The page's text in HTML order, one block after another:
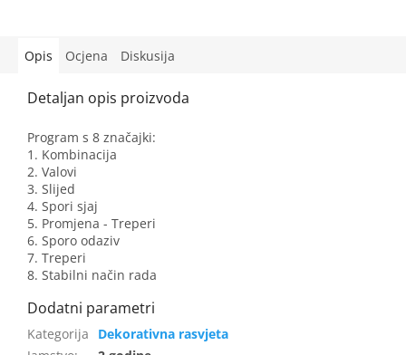
Opis Ocjena Diskusija
Program s 8 značajki:
1. Kombinacija
2. Valovi
3. Slijed
4. Spori sjaj
5. Promjena - Treperi
6. Sporo odaziv
7. Treperi
8. Stabilni način rada
Dekorativna rasvjeta